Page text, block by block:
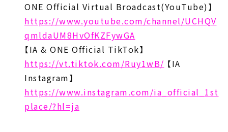
ONE Official Virtual Broadcast(YouTube)】
https://www.youtube.com/channel/UCHQV
qmldaUM8HvOfKZFywGA
【IA & ONE Official TikTok】
https://vt.tiktok.com/Ruy1wB/ 【IA
Instagram】
https://www.instagram.com/ia_official_1st
place/?hl=ja